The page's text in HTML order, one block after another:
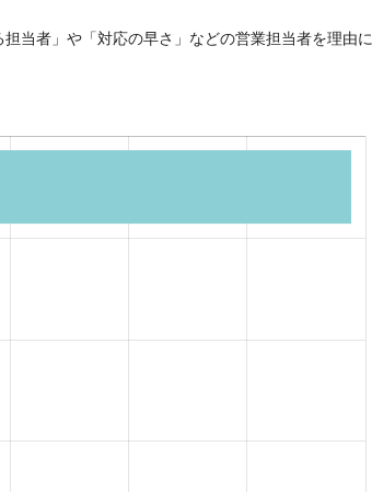
当者」や「対応の早さ」などの営業担当者を理由に